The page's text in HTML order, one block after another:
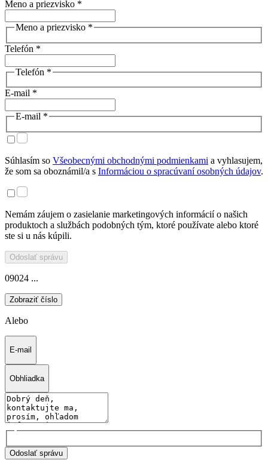
Meno a priezvisko *
Meno a priezvisko *
Telefón *
Telefón *
E-mail *
E-mail *
Súhlasím so Všeobecnými obchodnými podmienkami a vyhlasujem,
že som sa oboznámil/a s Informáciou o spracúvaní osobných údajov.
Nemám záujem o zasielanie marketingových informácií o našich
produktoch a službách podobných tým, ktoré používate alebo ktoré
ste si u nás kúpili.
Odoslať správu
09024 ...
Zobraziť číslo
Alebo
E-mail
Obhliadka
Odoslať správu